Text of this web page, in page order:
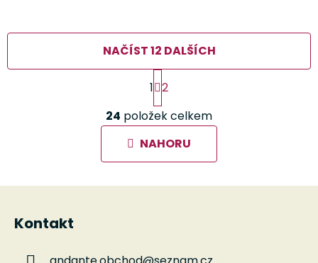
O
v
l
á
d
a
NAČÍST 12 DALŠÍCH
S
t
r
á
n
k
á
1 2
24 položek celkem
NAHORU
Z
Kontakt